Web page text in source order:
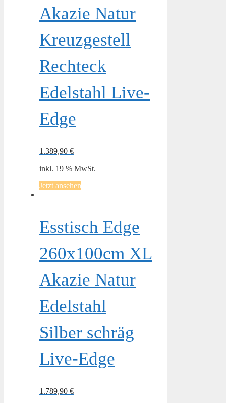
Akazie Natur
Kreuzgestell
Rechteck
Edelstahl Live-
Edge
1.389,90 €
inkl. 19 % MwSt.
Jetzt ansehen
Esstisch Edge
260x100cm XL
Akazie Natur
Edelstahl
Silber schräg
Live-Edge
1.789,90 €